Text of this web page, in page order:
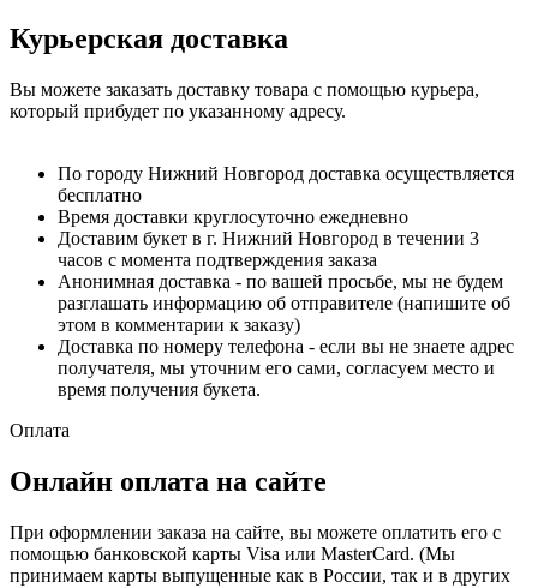
Курьерская доставка
Вы можете заказать доставку товара с помощью курьера,
который прибудет по указанному адресу.
По городу Нижний Новгород доставка осуществляется
бесплатно
Время доставки круглосуточно ежедневно
Доставим букет в г. Нижний Новгород в течении 3
часов с момента подтверждения заказа
Анонимная доставка - по вашей просьбе, мы не будем
разглашать информацию об отправителе (напишите об
этом в комментарии к заказу)
Доставка по номеру телефона - если вы не знаете адрес
получателя, мы уточним его сами, согласуем место и
время получения букета.
Оплата
Онлайн оплата на сайте
При оформлении заказа на сайте, вы можете оплатить его с
помощью банковской карты Visa или MasterCard. (Мы
принимаем карты выпущенные как в России, так и в других